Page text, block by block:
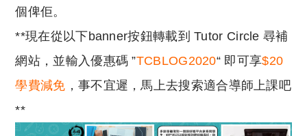
個俾佢。
**現在從以下banner按鈕轉載到 Tutor Circle 尋補
網站，並輸入優惠碼 ”TCBLOG2020“ 即可享$20
學費減免 ，事不宜遲，馬上去搜索適合導師上課吧
**